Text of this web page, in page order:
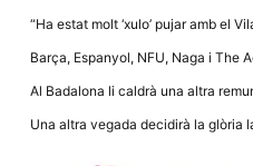
“Ha estat molt ‘xulo’ pujar amb el
Barça, Espanyol, NFU, Naga i The
Al Badalona li caldrà una altra
Una altra vegada decidirà la glòria